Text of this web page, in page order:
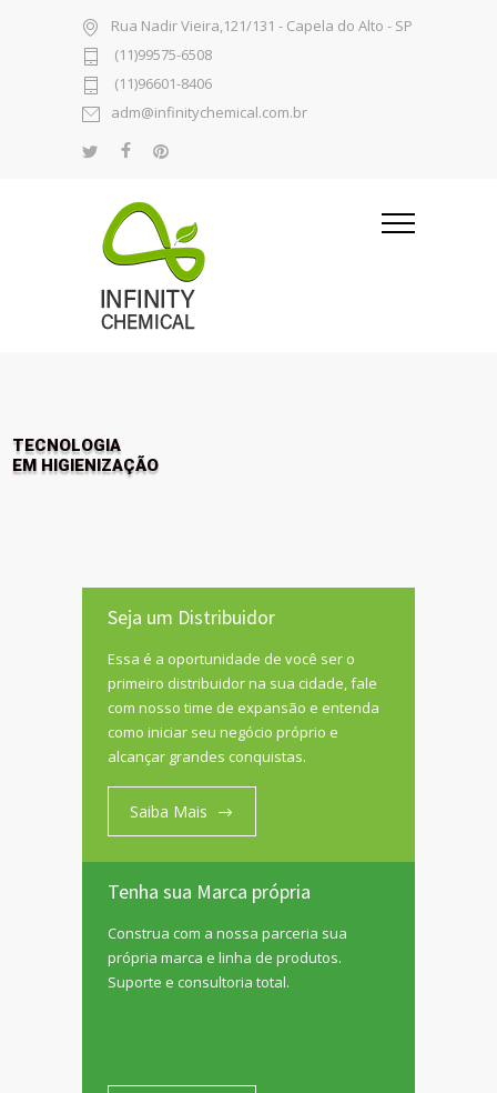
Rua Nadir Vieira,121/131 - Capela do Alto - SP
(11)99575-6508
(11)96601-8406
adm@infinitychemical.com.br
TECNOLOGIA
EM HIGIENIZAÇÃO
Seja um Distribuidor
Essa é a oportunidade de você ser o
primeiro distribuidor na sua cidade, fale
com nosso time de expansão e entenda
como iniciar seu negócio próprio e
alcançar grandes conquistas.
Saiba Mais
Tenha sua Marca própria
Construa com a nossa parceria sua
própria marca e linha de produtos.
Suporte e consultoria total.